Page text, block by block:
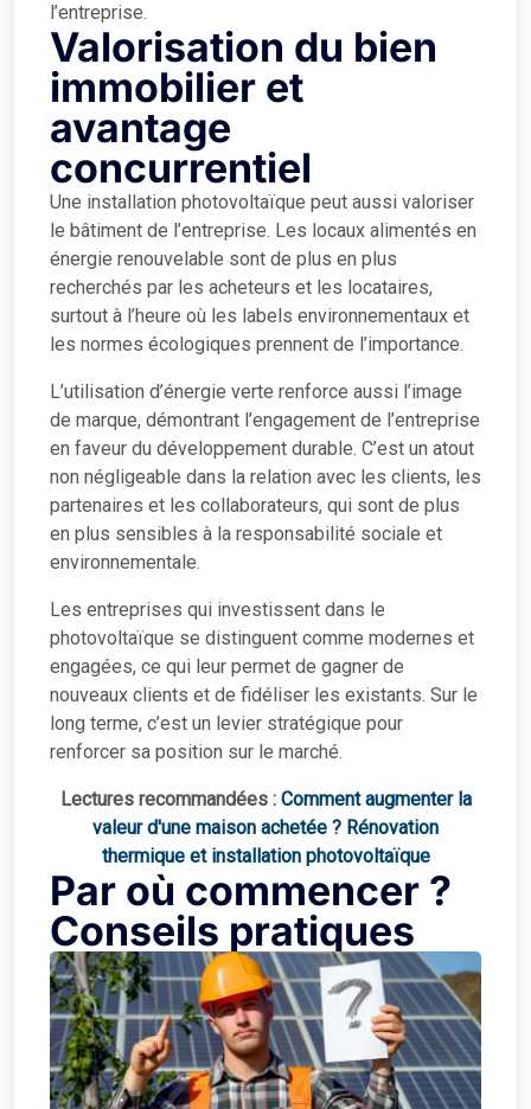
l’entreprise.
Valorisation du bien
immobilier et
avantage
concurrentiel
Une installation photovoltaïque peut aussi valoriser
le bâtiment de l’entreprise. Les locaux alimentés en
énergie renouvelable sont de plus en plus
recherchés par les acheteurs et les locataires,
surtout à l’heure où les labels environnementaux et
les normes écologiques prennent de l’importance.
L’utilisation d’énergie verte renforce aussi l’image
de marque, démontrant l’engagement de l’entreprise
en faveur du développement durable. C’est un atout
non négligeable dans la relation avec les clients, les
partenaires et les collaborateurs, qui sont de plus
en plus sensibles à la responsabilité sociale et
environnementale.
Les entreprises qui investissent dans le
photovoltaïque se distinguent comme modernes et
engagées, ce qui leur permet de gagner de
nouveaux clients et de fidéliser les existants. Sur le
long terme, c’est un levier stratégique pour
renforcer sa position sur le marché.
Lectures recommandées : Comment augmenter la
valeur d'une maison achetée ? Rénovation
thermique et installation photovoltaïque
Par où commencer ?
Conseils pratiques